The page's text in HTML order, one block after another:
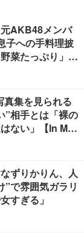
AKB48メンバ
子への手料理披
菜たっぷり」の
集を見られる
”相手とは「裸の
ない」【In Moti
ずりかりん、人
”で雰囲気ガラリ
すぎる」